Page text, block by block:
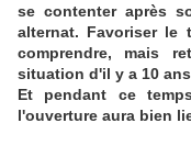
se contenter après
alternat. Favoriser
comprendre, mais
situation d'il y a 10 ans
Et pendant ce
l'ouverture aura bien